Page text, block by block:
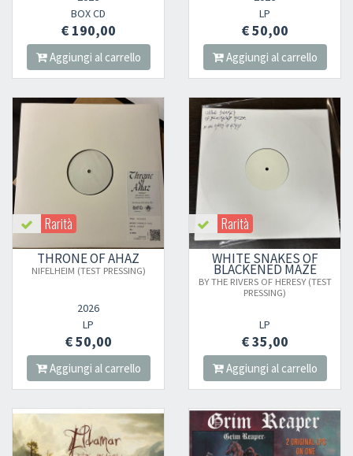
BOX CD
€ 190,00
Aggiungi al carrello
LP
€ 50,00
Aggiungi al carrello
Rarità
THRONE OF AHAZ
NIFELHEIM (TEST PRESSING)
2026
LP
€ 50,00
Aggiungi al carrello
Rarità
WHITE SNAKES OF
BLACKENED MAZE
BY THE RIVERS OF HERESY (TEST
PRESSING)
LP
€ 35,00
Aggiungi al carrello